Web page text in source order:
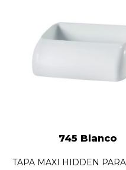
745 Blanco
TAPA MAXI HIDDEN PARA